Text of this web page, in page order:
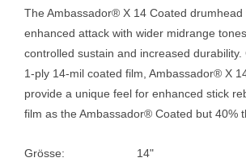
The Ambassador® X 14 Coated drumhead
enhanced attack with wider midrange
controlled sustain and increased durability.
1-ply 14-mil coated film, Ambassador® X
provide a unique feel for enhanced stick
film as the Ambassador® Coated but 40%
Grösse:
14"